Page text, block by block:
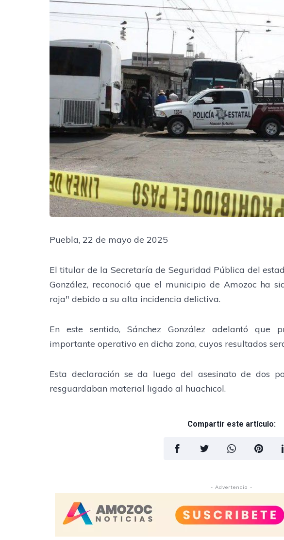
Puebla, 22 de mayo de 2025
El titular de la Secretaría de Seguridad Pública del
González, reconoció que el municipio de Amozoc ha
roja" debido a su alta incidencia delictiva.
En este sentido, Sánchez González adelantó que
importante operativo en dicha zona, cuyos resultados
Esta declaración se da luego del asesinato de dos
resguardaban material ligado al huachicol.
Compartir este artículo:
- Advertencia -